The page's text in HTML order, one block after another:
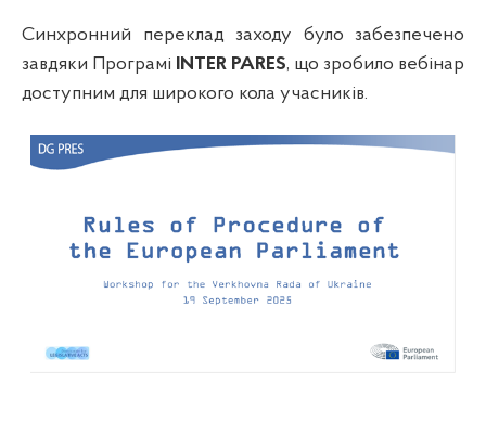
Синхронний переклад заходу було забезпечено
завдяки Програмі INTER PARES, що зробило вебінар
доступним для широкого кола учасників.